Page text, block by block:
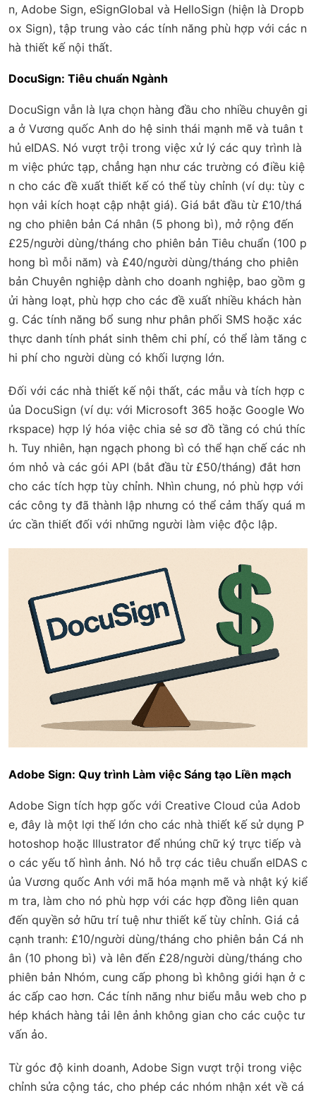
n, Adobe Sign, eSignGlobal và HelloSign (hiện là Dropb
ox Sign), tập trung vào các tính năng phù hợp với các n
hà thiết kế nội thất.
DocuSign: Tiêu chuẩn Ngành
DocuSign vẫn là lựa chọn hàng đầu cho nhiều chuyên gi
a ở Vương quốc Anh do hệ sinh thái mạnh mẽ và tuân t
hủ eIDAS. Nó vượt trội trong việc xử lý các quy trình là
m việc phức tạp, chẳng hạn như các trường có điều kiệ
n cho các đề xuất thiết kế có thể tùy chỉnh (ví dụ: tùy c
họn vải kích hoạt cập nhật giá). Giá bắt đầu từ £10/thá
ng cho phiên bản Cá nhân (5 phong bì), mở rộng đến
£25/người dùng/tháng cho phiên bản Tiêu chuẩn (100 p
hong bì mỗi năm) và £40/người dùng/tháng cho phiên
bản Chuyên nghiệp dành cho doanh nghiệp, bao gồm g
ửi hàng loạt, phù hợp cho các đề xuất nhiều khách hàn
g. Các tính năng bổ sung như phân phối SMS hoặc xác
thực danh tính phát sinh thêm chi phí, có thể làm tăng c
hi phí cho người dùng có khối lượng lớn.
Đối với các nhà thiết kế nội thất, các mẫu và tích hợp c
ủa DocuSign (ví dụ: với Microsoft 365 hoặc Google Wo
rkspace) hợp lý hóa việc chia sẻ sơ đồ tầng có chú thíc
h. Tuy nhiên, hạn ngạch phong bì có thể hạn chế các nh
óm nhỏ và các gói API (bắt đầu từ £50/tháng) đắt hơn
cho các tích hợp tùy chỉnh. Nhìn chung, nó phù hợp với
các công ty đã thành lập nhưng có thể cảm thấy quá m
ức cần thiết đối với những người làm việc độc lập.
Adobe Sign: Quy trình Làm việc Sáng tạo Liền mạch
Adobe Sign tích hợp gốc với Creative Cloud của Adob
e, đây là một lợi thế lớn cho các nhà thiết kế sử dụng P
hotoshop hoặc Illustrator để nhúng chữ ký trực tiếp và
o các yếu tố hình ảnh. Nó hỗ trợ các tiêu chuẩn eIDAS c
ủa Vương quốc Anh với mã hóa mạnh mẽ và nhật ký kiể
m tra, làm cho nó phù hợp với các hợp đồng liên quan
đến quyền sở hữu trí tuệ như thiết kế tùy chỉnh. Giá cả
cạnh tranh: £10/người dùng/tháng cho phiên bản Cá nh
ân (10 phong bì) và lên đến £28/người dùng/tháng cho
phiên bản Nhóm, cung cấp phong bì không giới hạn ở c
ác cấp cao hơn. Các tính năng như biểu mẫu web cho p
hép khách hàng tải lên ảnh không gian cho các cuộc tư
vấn ảo.
Từ góc độ kinh doanh, Adobe Sign vượt trội trong việc
chỉnh sửa cộng tác, cho phép các nhóm nhận xét về cá